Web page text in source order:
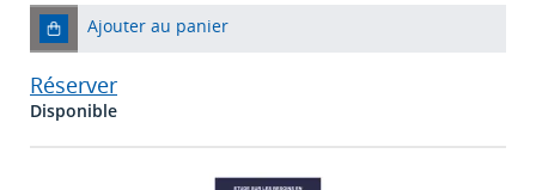
Ajouter au panier
Réserver
Disponible